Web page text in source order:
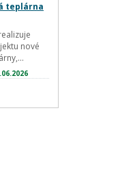
teplárna
nové